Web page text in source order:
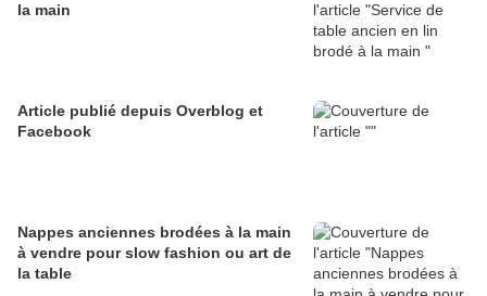
la main
Article publié depuis Overblog et
Facebook
Nappes anciennes brodées à la main
à vendre pour slow fashion ou art de
la table